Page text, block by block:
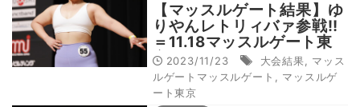
【マッスルゲート結果】ゆ
りやんレトリィバァ参戦‼︎
＝11.18マッスルゲート東
京2023/11/23 大会結果
マッス
ルゲートマッスルゲート
マッスルゲ
ート東京